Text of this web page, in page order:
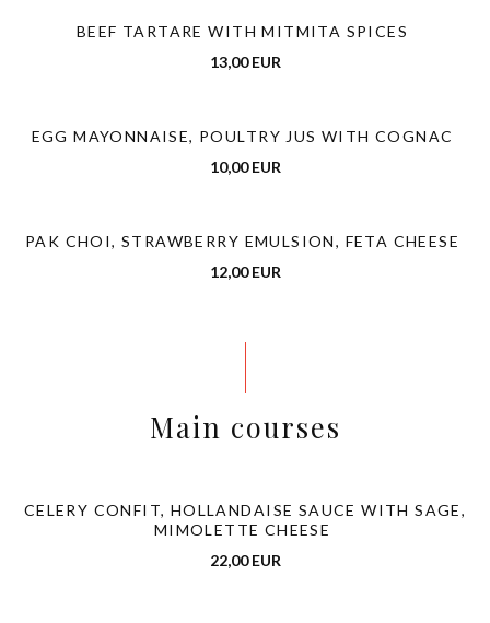
BEEF TARTARE WITH MITMITA SPICES
13,00 EUR
EGG MAYONNAISE, POULTRY JUS WITH COGNAC
10,00 EUR
PAK CHOI, STRAWBERRY EMULSION, FETA CHEESE
12,00 EUR
Main courses
CELERY CONFIT, HOLLANDAISE SAUCE WITH SAGE,
MIMOLETTE CHEESE
22,00 EUR